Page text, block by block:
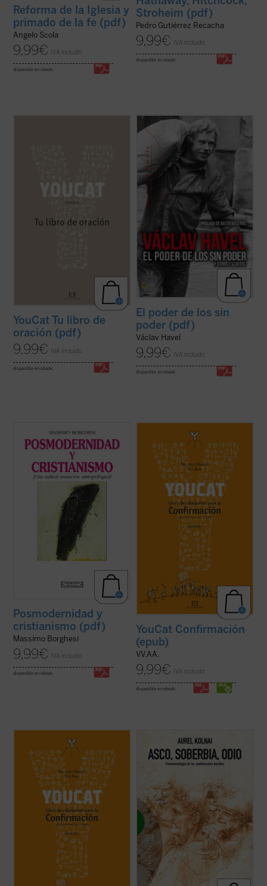
Reforma de la Iglesia y
primado de la fe (pdf)
Angelo Scola
9,99€ IVA incluido
disponible en ebook:
Stroheim (pdf)
Pedro Gutiérrez Recacha
9,99€ IVA incluido
disponible en ebook:
YouCat Tu libro de
oración (pdf)
9,99€ IVA incluido
disponible en ebook:
El poder de los sin poder
es una de las
obras más importantes de Václav Havel
(1936-2011), un ensayo que constituyó un
verdadero grito de libertad en los años
setenta y que pronto se convertiría en un
manifiesto de la disidencia en ...
El poder de los sin
poder (pdf)
Václav Havel
9,99€ IVA incluido
disponible en ebook:
¿Por qué la modernidad ha rechazado el
cristianismo?
¿Por qué la Iglesia ha visto construir un
mundo incristiano sin poder frenar la
secularización? Después de la Segunda
Guerra Mundial, la Europa que proyectaba
(ver ficha)
Posmodernidad y
cristianismo (pdf)
Massimo Borghesi
9,99€ IVA incluido
disponible en ebook:
Este libro es tu entrenador personal y te
acompaña hasta el gran día de tu
Confirmación.
En él encontrarás un buen programa de
entrenamiento, muchos consejos para una
vida emocionante con Dios, pero ante todo,
encuentras referencias a dos ...(ver ficha)
YouCat Confirmación
(epub)
VV.AA.
9,99€ IVA incluido
disponible en ebook:
Este libro es tu entrenador personal y te
acompaña hasta el gran día de tu
Confirmación.
En él encontrarás un buen programa de
entrenamiento, muchos consejos para una
vida emocionante con Dios, pero ante todo,
encuentras referencias a dos ...(ver ficha)
«Extraño tema ha escogido usted, Sr.
por primera vez entre sus manos el texto
de Aurel Kolnai acerca del asco, que junto a
ensayos que el autor escribió sobre ...